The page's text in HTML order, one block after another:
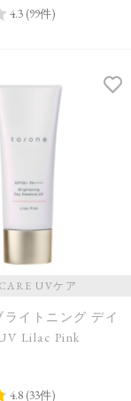
UVケア
ライトニング デイ
Lilac Pink